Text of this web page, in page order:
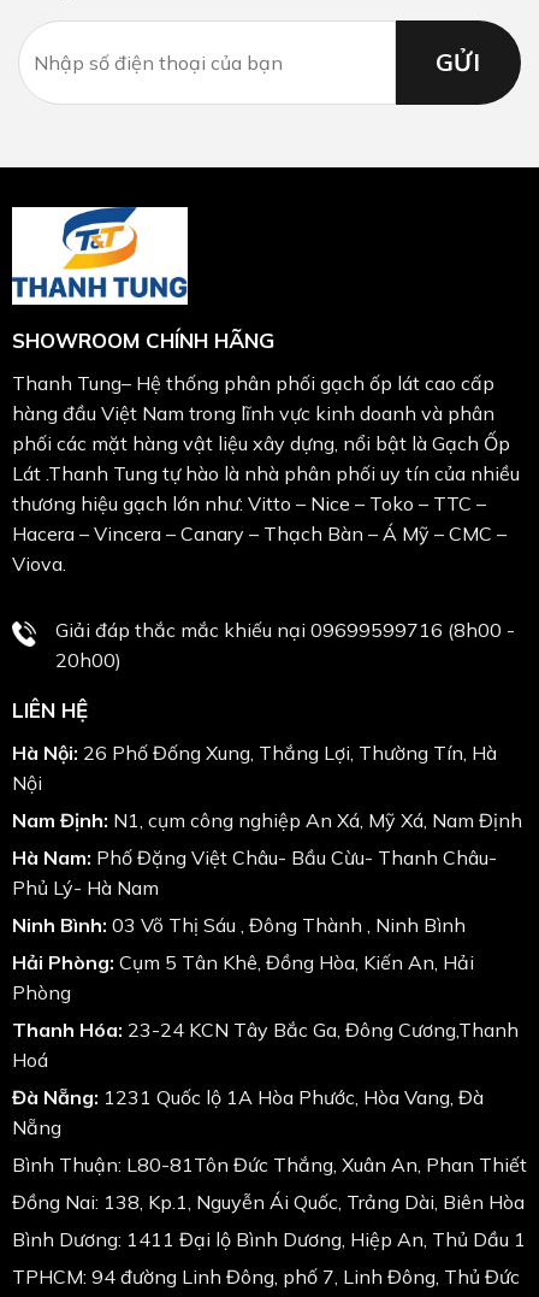
SHOWROOM CHÍNH HÃNG
Thanh Tung– Hệ thống phân phối gạch ốp lát cao cấp
hàng đầu Việt Nam trong lĩnh vực kinh doanh và phân
phối các mặt hàng vật liệu xây dựng, nổi bật là Gạch Ốp
Lát .Thanh Tung tự hào là nhà phân phối uy tín của nhiều
thương hiệu gạch lớn như: Vitto – Nice – Toko – TTC –
Hacera – Vincera – Canary – Thạch Bàn – Á Mỹ – CMC –
Viova.
Giải đáp thắc mắc khiếu nại 09699599716 (8h00 -
20h00)
LIÊN HỆ
Hà Nội: 26 Phố Đống Xung, Thắng Lợi, Thường Tín, Hà
Nội
Nam Định: N1, cụm công nghiệp An Xá, Mỹ Xá, Nam Định
Hà Nam: Phố Đặng Việt Châu- Bầu Cừu- Thanh Châu-
Phủ Lý- Hà Nam
Ninh Bình: 03 Võ Thị Sáu , Đông Thành , Ninh Bình
Hải Phòng: Cụm 5 Tân Khê, Đồng Hòa, Kiến An, Hải
Phòng
Thanh Hóa: 23-24 KCN Tây Bắc Ga, Đông Cương,Thanh
Hoá
Đà Nẵng: 1231 Quốc lộ 1A Hòa Phước, Hòa Vang, Đà
Nẵng
Bình Thuận: L80-81Tôn Đức Thắng, Xuân An, Phan Thiết
Đồng Nai: 138, Kp.1, Nguyễn Ái Quốc, Trảng Dài, Biên Hòa
Bình Dương: 1411 Đại lộ Bình Dương, Hiệp An, Thủ Dầu 1
TPHCM: 94 đường Linh Đông, phố 7, Linh Đông, Thủ Đức